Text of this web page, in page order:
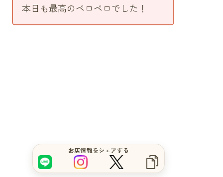
本日も最高のペロペロでした！
お店情報をシェアする